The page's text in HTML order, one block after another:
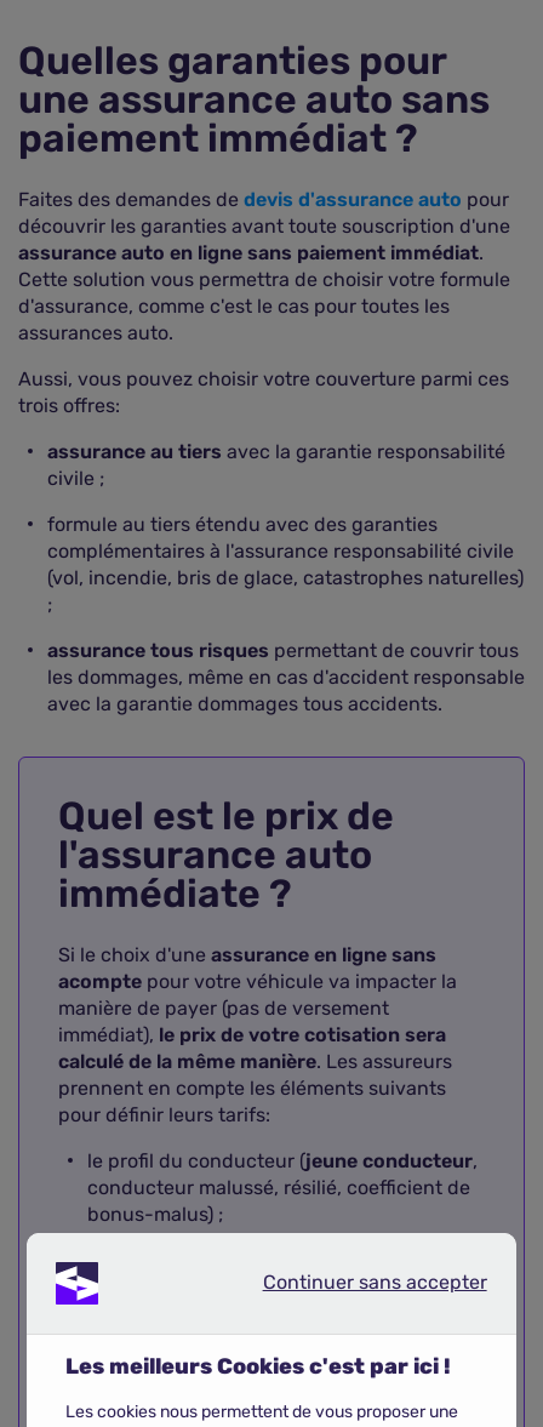
Quelles garanties pour
une assurance auto sans
paiement immédiat ?
Faites des demandes de devis d'assurance auto pour
découvrir les garanties avant toute souscription d'une
assurance auto en ligne sans paiement immédiat.
Cette solution vous permettra de choisir votre formule
d'assurance, comme c'est le cas pour toutes les
assurances auto.
Aussi, vous pouvez choisir votre couverture parmi ces
trois offres:
assurance au tiers avec la garantie responsabilité
civile ;
formule au tiers étendu avec des garanties
complémentaires à l'assurance responsabilité civile
(vol, incendie, bris de glace, catastrophes naturelles)
;
assurance tous risques permettant de couvrir tous
les dommages, même en cas d'accident responsable
avec la garantie dommages tous accidents.
Quel est le prix de
l'assurance auto
immédiate ?
Si le choix d'une assurance en ligne sans
acompte pour votre véhicule va impacter la
manière de payer (pas de versement
immédiat), le prix de votre cotisation sera
calculé de la même manière. Les assureurs
prennent en compte les éléments suivants
pour définir leurs tarifs:
le profil du conducteur (jeune conducteur,
conducteur malussé, résilié, coefficient de
bonus-malus) ;
les caractéristiques de la voiture ;
le lieu de stationnement ;
le niveau des garanties.
Continuer sans accepter
Les meilleurs Cookies c'est par ici !
Les cookies nous permettent de vous proposer une
Continuer sans accepter